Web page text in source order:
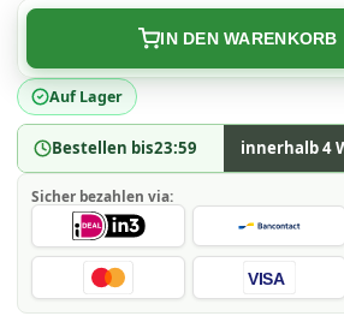
Auf Lager
Bestellen bis23:59 innerhalb 4
IN DEN WARENKORB
Sicher bezahlen via:
VISA